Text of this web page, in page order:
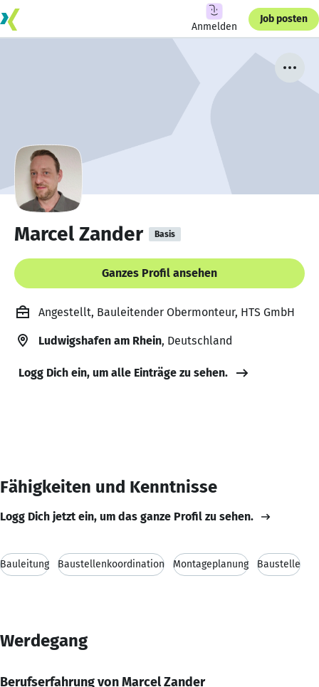
Anmelden
Job posten
Marcel Zander Basis
Ganzes Profil ansehen
Angestellt, Bauleitender Obermonteur, HTS GmbH
Ludwigshafen am Rhein, Deutschland
Logg Dich ein, um alle Einträge zu sehen.
Fähigkeiten und Kenntnisse
Logg Dich jetzt ein, um das ganze Profil zu sehen.
Bauleitung Baustellenkoordination Montageplanung Baustelle
Werdegang
Berufserfahrung von Marcel Zander